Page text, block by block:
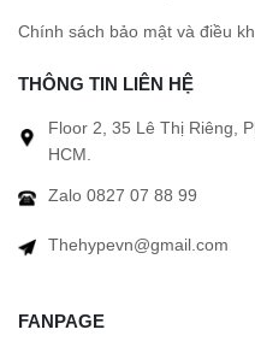
Chính sách bảo mật và điều
THÔNG TIN LIÊN HỆ
Floor 2, 35 Lê Thị Riêng,
HCM.
Zalo 0827 07 88 99
Thehypevn@gmail.com
FANPAGE